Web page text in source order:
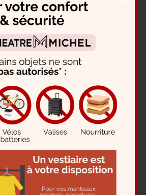
représentations couronnées de
du Palais-Royal, La Machine de
Solès, s’est jouée pour la
27 avril dernier. Mais rassurez-
de cette pièce captivante ne